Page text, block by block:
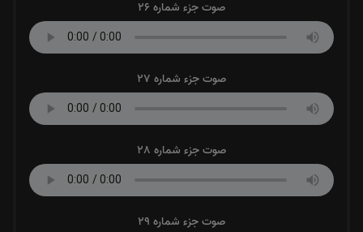
صوت جزء شماره 26
صوت جزء شماره 27
صوت جزء شماره 28
صوت جزء شماره 29